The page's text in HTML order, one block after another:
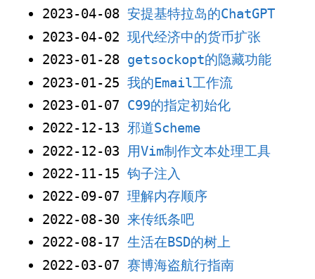
2023-04-08 安提基特拉岛的ChatGPT
2023-04-02 现代经济中的货币扩张
2023-01-28 getsockopt的隐藏功能
2023-01-25 我的Email工作流
2023-01-07 C99的指定初始化
2022-12-13 邪道Scheme
2022-12-03 用Vim制作文本处理工具
2022-11-15 钩子注入
2022-09-07 理解内存顺序
2022-08-30 来传纸条吧
2022-08-17 生活在BSD的树上
2022-03-07 赛博海盗航行指南